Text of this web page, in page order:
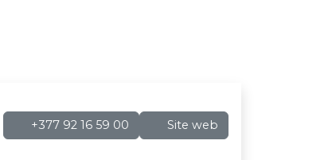
+377 92 16 59 00 Site web